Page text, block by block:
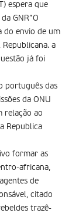
espera que
GNR”O
do envio de um
a
já foi
português das
da ONU
relação ao
Republica
formar as
africana,
de
citado
trazê-